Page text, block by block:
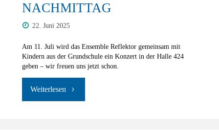
NACHMITTAG
22. Juni 2025
Am 11. Juli wird das Ensemble Reflektor gemeinsam mit
Kindern aus der Grundschule ein Konzert in der Halle 424
geben – wir freuen uns jetzt schon.
"Mein